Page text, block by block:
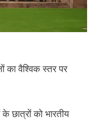
का वैश्विक स्तर पर
छात्रों को भारतीय